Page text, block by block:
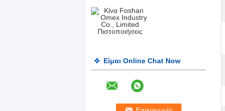
Είμαι Online Chat Now